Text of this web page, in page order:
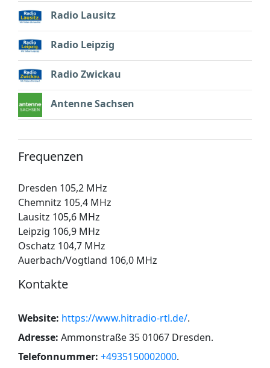
Radio Lausitz
Radio Leipzig
Radio Zwickau
Antenne Sachsen
Frequenzen
Dresden 105,2 MHz
Chemnitz 105,4 MHz
Lausitz 105,6 MHz
Leipzig 106,9 MHz
Oschatz 104,7 MHz
Auerbach/Vogtland 106,0 MHz
Kontakte
Website: https://www.hitradio-rtl.de/.
Adresse: Ammonstraße 35 01067 Dresden.
Telefonnummer: +4935150002000.